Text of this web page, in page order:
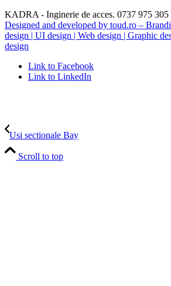
KADRA - Inginerie de acces. 0737 975 305
Designed and developed by toud.ro –
design | UI design | Web design | Graphic
design
Link to Facebook
Link to LinkedIn
Usi sectionale Bay
Scroll to top